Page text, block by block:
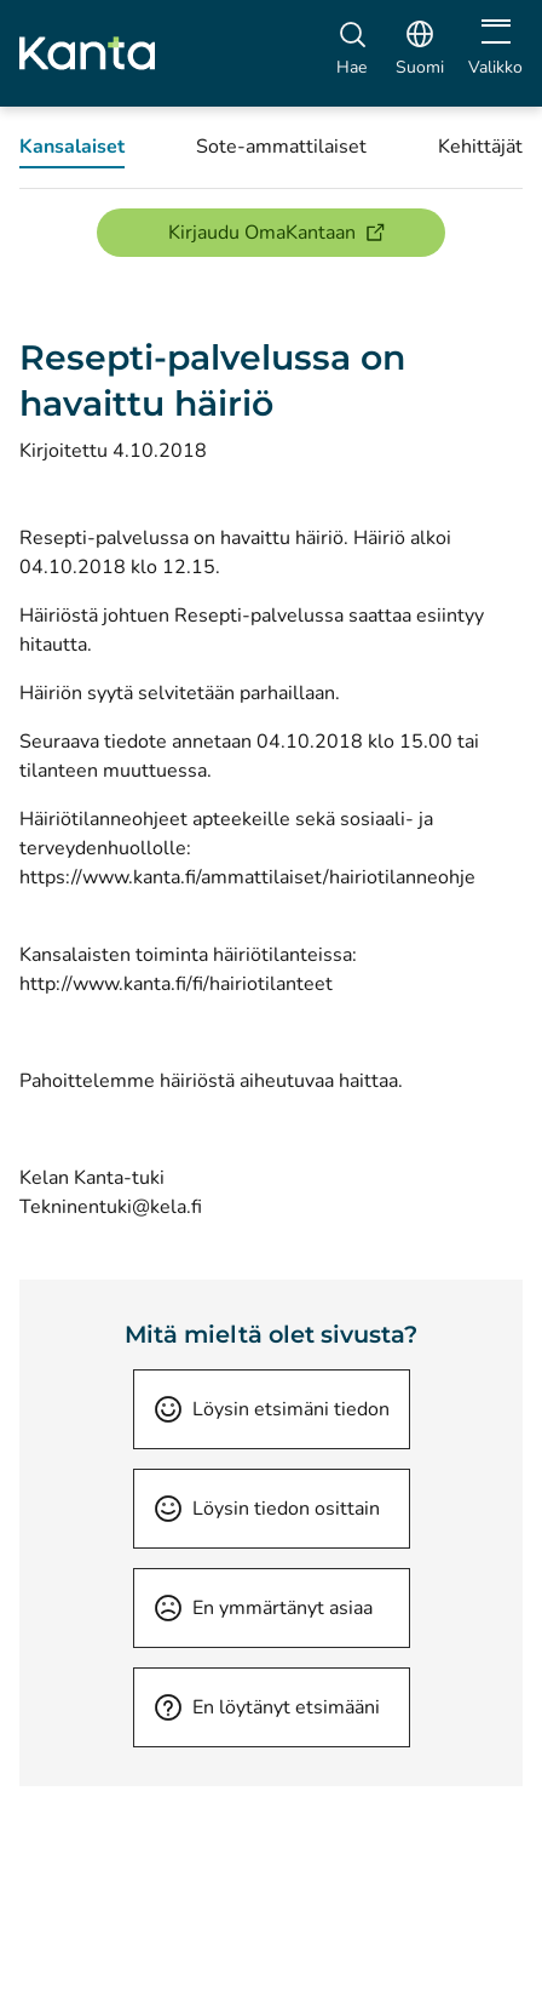
Hae Suomi Avaa
Valikko
Kansalaiset Sote-ammattilaiset Kehittäjät
Kirjaudu OmaKantaan(avautuu uuteen
Resepti-palvelussa on
havaittu häiriö
Kirjoitettu 4.10.2018
Resepti-palvelussa on havaittu häiriö. Häiriö alkoi
04.10.2018 klo 12.15.
Häiriöstä johtuen Resepti-palvelussa saattaa esiintyy
hitautta.
Häiriön syytä selvitetään parhaillaan.
Seuraava tiedote annetaan 04.10.2018 klo 15.00 tai
tilanteen muuttuessa.
Häiriötilanneohjeet apteekeille sekä sosiaali- ja
terveydenhuollolle:
https://www.kanta.fi/ammattilaiset/hairiotilanneohje
Kansalaisten toiminta häiriötilanteissa:
http://www.kanta.fi/fi/hairiotilanteet
Pahoittelemme häiriöstä aiheutuvaa haittaa.
Kelan Kanta-tuki
Tekninentuki@kela.fi
Mitä mieltä olet sivusta?
Löysin etsimäni tiedon
Löysin tiedon osittain
En ymmärtänyt asiaa
En löytänyt etsimääni